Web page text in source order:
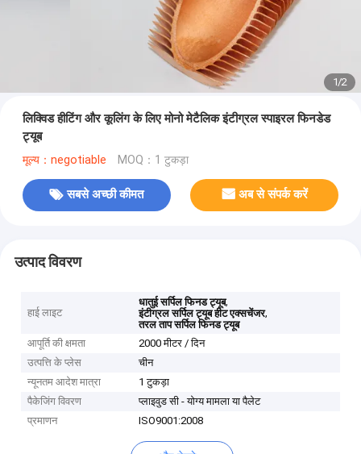
1/2
लिक्विड हीटिंग और कूलिंग के लिए मोनो मेटैलिक इंटीग्रल स्पाइरल फिनडेड
ट्यूब
मूल्य：negotiable MOQ：1 टुकड़ा
सबसे अच्छी कीमत अब से संपर्क करें
उत्पाद विवरण
हाई लाइट
धातुई सर्पिल फिनड ट्यूब,
इंटीग्रल सर्पिल ट्यूब हीट एक्सचेंजर,
तरल ताप सर्पिल फिनड ट्यूब
आपूर्ति की क्षमता
2000 मीटर / दिन
उत्पत्ति के प्लेस
चीन
न्यूनतम आदेश मात्रा
1 टुकड़ा
पैकेजिंग विवरण
प्लाइवुड सी - योग्य मामला या पैलेट
प्रमाणन
ISO9001:2008